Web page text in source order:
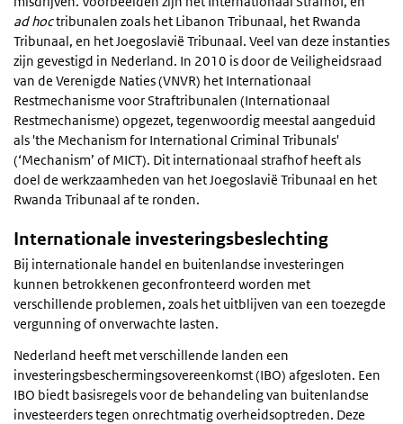
ad hoctribunalen zoals het Libanon Tribunaal, het Rwanda
Tribunaal, en het Joegoslavië Tribunaal. Veel van deze instanties
zijn gevestigd in Nederland. In 2010 is door de Veiligheidsraad
van de Verenigde Naties (VNVR) het Internationaal
Restmechanisme voor Straftribunalen (Internationaal
Restmechanisme) opgezet, tegenwoordig meestal aangeduid
als 'the Mechanism for International Criminal Tribunals'
(‘Mechanism’ of MICT). Dit internationaal strafhof heeft als
doel de werkzaamheden van het Joegoslavië Tribunaal en het
Rwanda Tribunaal af te ronden.
Internationale investeringsbeslechting
Bij internationale handel en buitenlandse investeringen
kunnen betrokkenen geconfronteerd worden met
verschillende problemen, zoals het uitblijven van een toezegde
vergunning of onverwachte lasten.
Nederland heeft met verschillende landen een
investeringsbeschermingsovereenkomst (IBO) afgesloten. Een
IBO biedt basisregels voor de behandeling van buitenlandse
investeerders tegen onrechtmatig overheidsoptreden. Deze